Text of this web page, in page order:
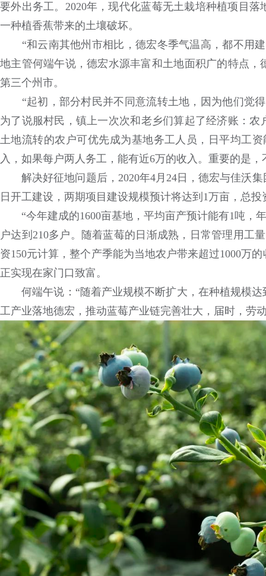
要外出务工。2020年，现代化蓝莓无土栽培种植项目
一种植香蕉带来的土壤破坏。
“和云南其他州市相比，德宏冬季气温高，都不用建
地主管何端午说，德宏水源丰富和土地面积广的特点
第三个州市。
“起初，部分村民并不同意流转土地，因为他们觉得
为了说服村民，镇上一次次和老乡们算起了经济账：
土地流转的农户可优先成为基地务工人员，日平均工
入，如果每户两人务工，能有近6万的收入。重要的是
解决好征地问题后，2020年4月24日，德宏与佳沃集
日开工建设，两期项目建设规模预计将达到1万亩，总投
“今年建成的1600亩基地，平均亩产预计能有1吨，
户达到210多户。随着蓝莓的日渐成熟，日常管理用工
资150元计算，整个产季能为当地农户带来超过1000万
正实现在家门口致富。
何端午说：“随着产业规模不断扩大，在种植规模达
工产业落地德宏，推动蓝莓产业链完善壮大，届时，劳